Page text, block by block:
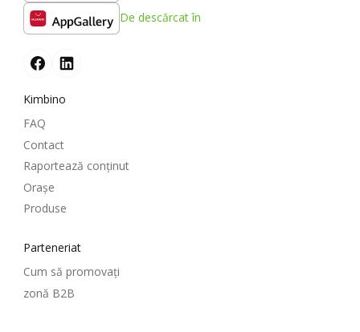
De descărcat în
Kimbino
FAQ
Contact
Raportează conținut
Oraşe
Produse
Parteneriat
Cum să promovați
zonă B2B